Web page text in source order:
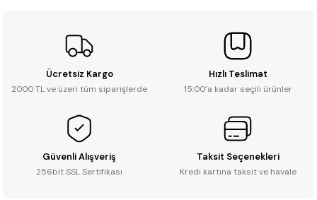
Ücretsiz Kargo
2000 TL ve üzeri tüm siparişlerde
Hızlı Teslimat
15:00’a kadar seçili ürünler
Güvenli Alışveriş
256bit SSL Sertifikası
Taksit Seçenekleri
Kredi kartına taksit ve havale